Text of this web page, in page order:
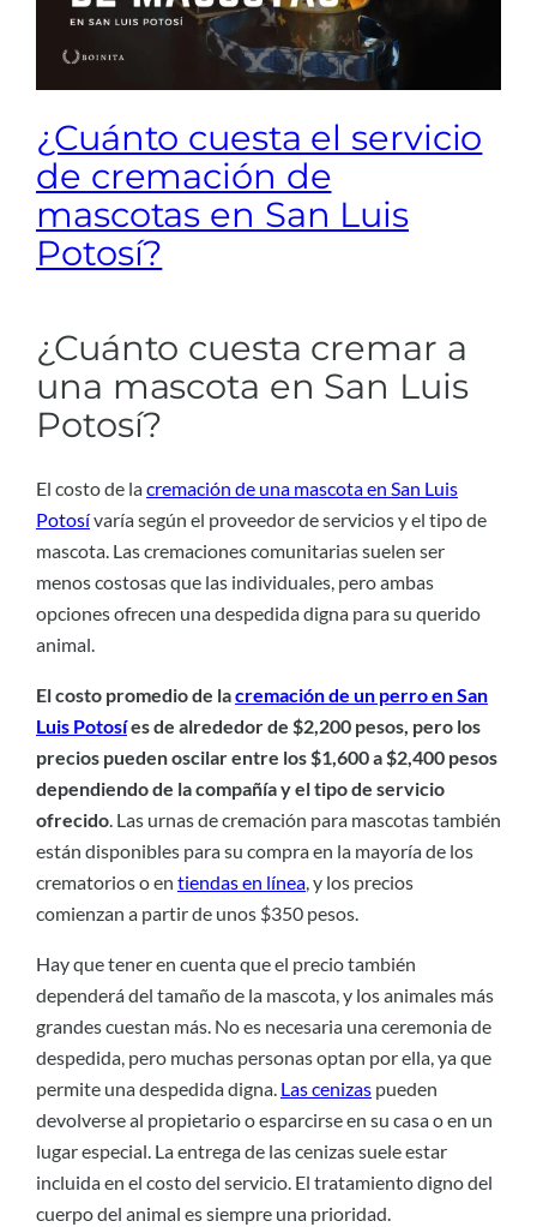
¿Cuánto cuesta el servicio
de cremación de
mascotas en San Luis
Potosí?
¿Cuánto cuesta cremar a
una mascota en San Luis
Potosí?
El costo de lacremación de una mascota en San Luis
Potosívaría según el proveedor de servicios y el tipo de
mascota. Las cremaciones comunitarias suelen ser
menos costosas que las individuales, pero ambas
opciones ofrecen una despedida digna para su querido
animal.
El costo promedio de lacremación de un perro en San
Luis Potosíes de alrededor de $2,200 pesos, pero los
precios pueden oscilar entre los $1,600 a $2,400 pesos
dependiendo de la compañía y el tipo de servicio
ofrecido. Las urnas de cremación para mascotas también
están disponibles para su compra en la mayoría de los
crematorios o en tiendas en línea, y los precios
comienzan a partir de unos $350 pesos.
Hay que tener en cuenta que el precio también
dependerá del tamaño de la mascota, y los animales más
grandes cuestan más. No es necesaria una ceremonia de
despedida, pero muchas personas optan por ella, ya que
permite una despedida digna. Las cenizas pueden
devolverse al propietario o esparcirse en su casa o en un
lugar especial. La entrega de las cenizas suele estar
incluida en el costo del servicio. El tratamiento digno del
cuerpo del animal es siempre una prioridad.